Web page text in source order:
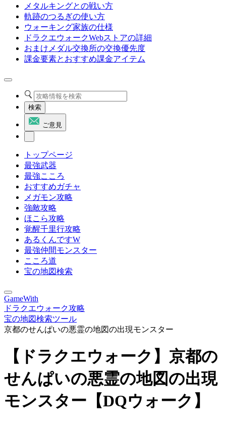
メタルキングとの戦い方
軌跡のつるぎの使い方
ウォーキング家族の仕様
ドラクエウォークWebストアの詳細
おまけメダル交換所の交換優先度
課金要素とおすすめ課金アイテム
検索
ご意見
トップページ
最強武器
最強こころ
おすすめガチャ
メガモン攻略
強敵攻略
ほこら攻略
覚醒千里行攻略
あるくんですW
最強仲間モンスター
こころ道
宝の地図検索
GameWith
ドラクエウォーク攻略
宝の地図検索ツール
京都のせんぱいの悪霊の地図の出現モンスター
【ドラクエウォーク】京都の
せんぱいの悪霊の地図の出現
モンスター【DQウォーク】